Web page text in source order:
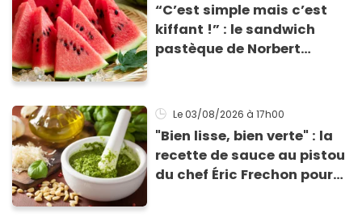
“C’est simple mais c’est
kiffant !” : le sandwich
pastèque de Norbert
Le 03/08/2026 à 17h00
"Bien lisse, bien verte" : la
recette de sauce au pistou
du chef Éric Frechon pour